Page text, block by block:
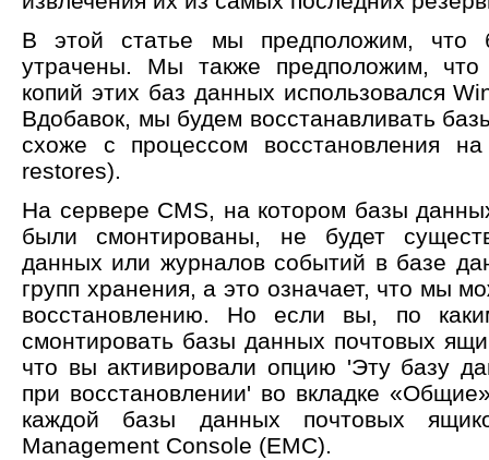
В этой статье мы предположим, что
утрачены. Мы также предположим, что
копий этих баз данных использовался
Вдобавок, мы будем восстанавливать
схоже с процессом восстановления
restores).
На сервере CMS, на котором базы
были смонтированы, не будет
данных или журналов событий в базе
групп хранения, а это означает, что мы
восстановлению. Но если вы, по
смонтировать базы данных почтовых
что вы активировали опцию 'Эту базу
при восстановлении' во вкладке
каждой базы данных почтовых
Management Console (EMC).